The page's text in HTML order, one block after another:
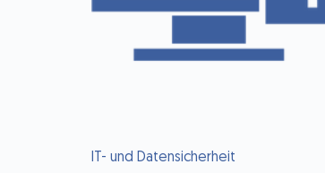
IT- und Datensicherheit